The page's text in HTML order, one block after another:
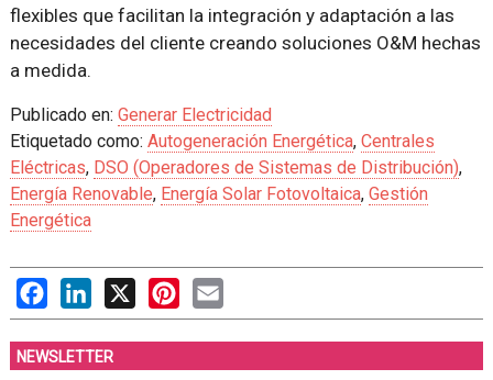
flexibles que facilitan la integración y adaptación a las
necesidades del cliente creando soluciones O&M hechas
a medida.
Publicado en: Generar Electricidad
Etiquetado como: Autogeneración Energética, Centrales
Eléctricas, DSO (Operadores de Sistemas de Distribución),
Energía Renovable, Energía Solar Fotovoltaica, Gestión
Energética
FacebookLinkedIn
X PinterestEmail
NEWSLETTER